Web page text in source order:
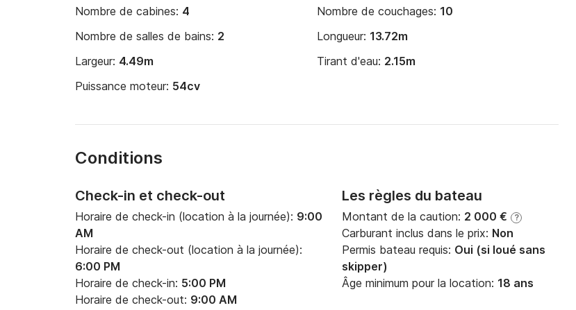
Nombre de cabines: 4 Nombre de couchages: 10
Nombre de salles de bains: 2 Longueur: 13.72m
Largeur: 4.49m Tirant d'eau: 2.15m
Puissance moteur: 54cv
Conditions
Check-in et check-out
Horaire de check-in (location à la journée): 9:00
AM
Horaire de check-out (location à la journée):
6:00 PM
Horaire de check-in: 5:00 PM
Horaire de check-out: 9:00 AM
Les règles du bateau
Montant de la caution: 2 000 € ?
Carburant inclus dans le prix: Non
Permis bateau requis: Oui (si loué sans
skipper)
Âge minimum pour la location: 18 ans